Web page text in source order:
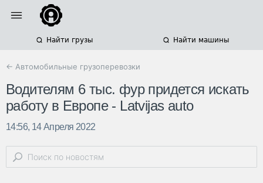
Найти грузы Найти машины
← Автомобильные грузоперевозки
Водителям 6 тыс. фур придется искать
работу в Европе - Latvijas auto
14:56, 14 Апреля 2022